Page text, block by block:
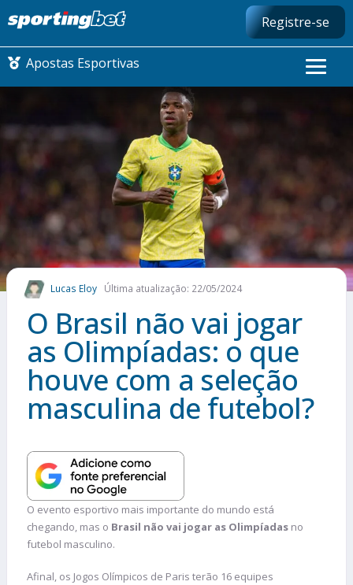
Registre-se
Apostas Esportivas
CONMEBOL LIBERTADORES
FUTEBOL NACIONAL
FUTEBOL INTERNACIONAL
COMO APOSTAR
MAIS ESPORTES
Lucas Eloy Última atualização: 22/05/2024
O Brasil não vai jogar
as Olimpíadas: o que
houve com a seleção
masculina de futebol?
O evento esportivo mais importante do mundo está
chegando, mas o Brasil não vai jogar as Olimpíadas no
futebol masculino.
Afinal, os Jogos Olímpicos de Paris terão 16 equipes